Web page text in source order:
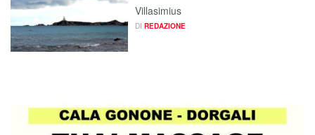
Villasimius
DI REDAZIONE